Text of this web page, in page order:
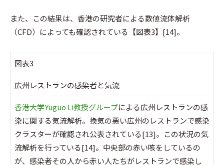
また、この結果は、香港の研究者による数値流体解析
（CFD）によっても確認されている【図表3】[14]。
図表3
広州レストランの感染者と気流
香港大学Yuguo Li教授グループによる広州レストランの感
染に関する気流解析。換気の悪い広州のレストランで感染
クラスターが確認され公表されている[13]。この状況の気
流解析を行っている[14]。中央部の赤い咳をしているの
が、感染者その人から赤い人たちがレストランで感染し